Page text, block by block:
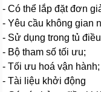
- Có thể lắp đặt đơn
- Yêu cầu không gian
- Sử dụng trong tủ
- Bộ tham số tối ưu;
- Tối ưu hoá vận hành;
- Tài liệu khởi động